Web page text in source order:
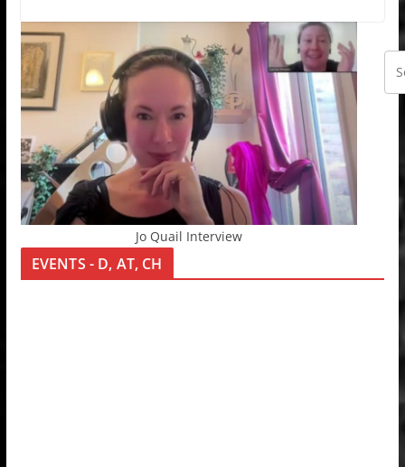
Jo Quail Interview
EVENTS - D, AT, CH